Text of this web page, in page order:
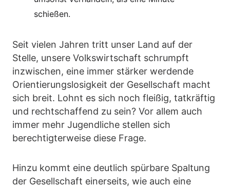
schießen.
Seit vielen Jahren tritt unser Land auf der
Stelle, unsere Volkswirtschaft schrumpft
inzwischen, eine immer stärker werdende
Orientierungslosigkeit der Gesellschaft macht
sich breit. Lohnt es sich noch fleißig, tatkräftig
und rechtschaffend zu sein? Vor allem auch
immer mehr Jugendliche stellen sich
berechtigterweise diese Frage.
Hinzu kommt eine deutlich spürbare Spaltung
der Gesellschaft einerseits, wie auch eine